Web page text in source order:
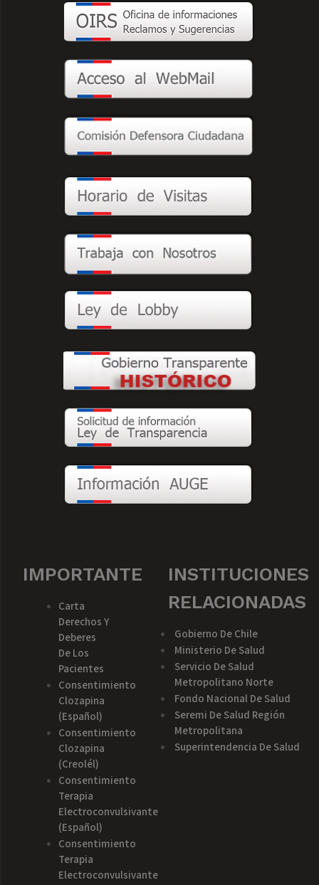
IMPORTANTE
Carta
Derechos Y
Deberes
De Los
Pacientes
Consentimiento
Clozapina
(español)
Consentimiento
Clozapina
(creolél)
Consentimiento
Terapia
Electroconvulsivante
(español)
Consentimiento
Terapia
Electroconvulsivante
INSTITUCIONES
RELACIONADAS
Gobierno De Chile
Ministerio De Salud
Servicio De Salud
Metropolitano Norte
Fondo Nacional De Salud
Seremi De Salud Región
Metropolitana
Superintendencia De Salud